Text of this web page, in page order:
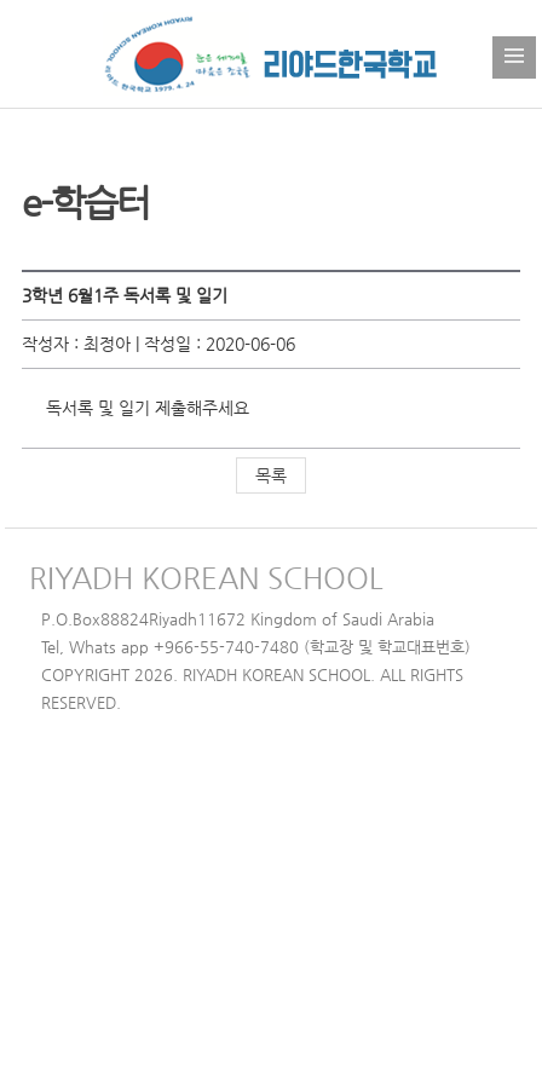
e-학습터
3학년 6월1주 독서록 및 일기
작성자 : 최정아 | 작성일 : 2020-06-06
독서록 및 일기 제출해주세요
목록
RIYADH KOREAN SCHOOL
P.O.Box88824Riyadh11672 Kingdom of Saudi Arabia
Tel, Whats app +966-55-740-7480 (학교장 및 학교대표번호)
COPYRIGHT 2026. RIYADH KOREAN SCHOOL. ALL RIGHTS
RESERVED.